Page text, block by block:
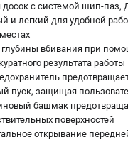
(САНКТ-ПЕТЕРБУРГ)
(812) 407-39-48
на сайте не
8 (812) 318-40-26
8 (800) 550-70-46
работы колл-центра:
пн-пт - с 9:00 до 18:00
сб - с 10:00 до 16:00
вс - выходной
с системой шип-паз,
и легкий для удобной
глубины вбивания при
результата работы
пуск, защищая
башмак
поверхностей
открывание